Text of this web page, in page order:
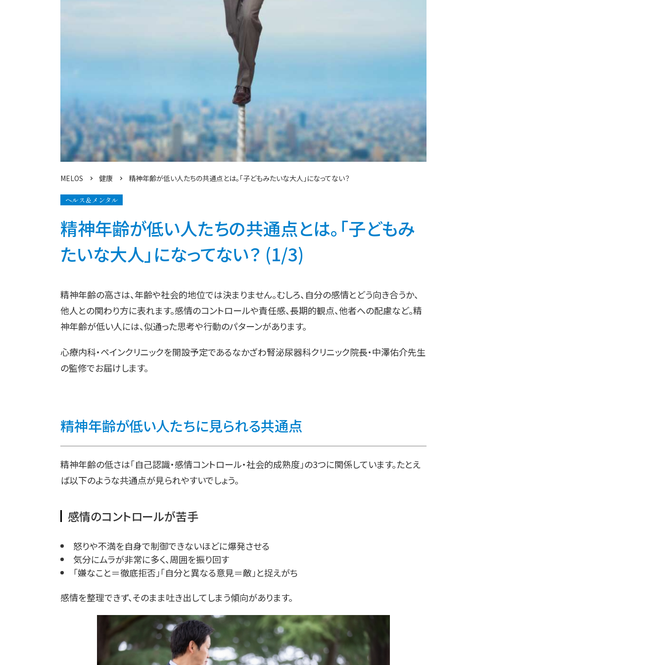
MELOS 健康 精神年齢が低い人たちの共通点とは。「子どもみたいな大人」になってない？
ヘルス＆メンタル
精神年齢が低い人たちの共通点とは。「子どもみ
たいな大人」になってない？ (1/3)
精神年齢の高さは、年齢や社会的地位では決まりません。むしろ、自分の感情とどう向き合うか、
他人との関わり方に表れます。感情のコントロールや責任感、長期的観点、他者への配慮など。精
神年齢が低い人には、似通った思考や行動のパターンがあります。
心療内科・ペインクリニックを開設予定であるなかざわ腎泌尿器科クリニック院長・中澤佑介先生
の監修でお届けします。
精神年齢が低い人たちに見られる共通点
精神年齢の低さは「自己認識・感情コントロール・社会的成熟度」の3つに関係しています。たとえ
ば以下のような共通点が見られやすいでしょう。
感情のコントロールが苦手
怒りや不満を自身で制御できないほどに爆発させる
気分にムラが非常に多く、周囲を振り回す
「嫌なこと＝徹底拒否」「自分と異なる意見＝敵」と捉えがち
感情を整理できず、そのまま吐き出してしまう傾向があります。